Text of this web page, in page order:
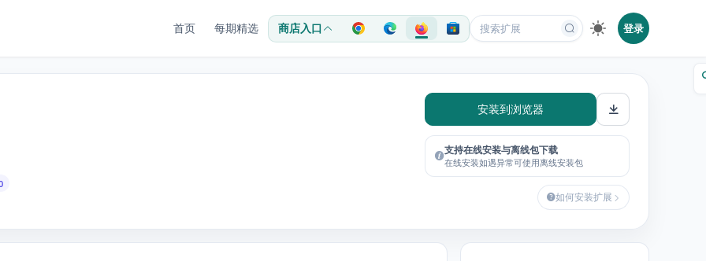
首页 每期精选 商店入口 登录
安装到浏览器
支持在线安装与离线包下载
在线安装如遇异常可使用离线安装包
如何安装扩展